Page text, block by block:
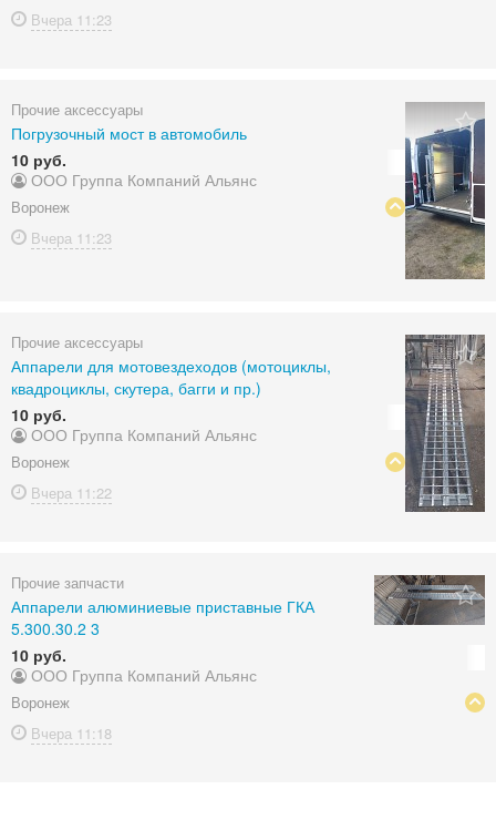
Вчера 11:23
Прочие аксессуары
Погрузочный мост в автомобиль
10 руб.
ООО Группа Компаний Альянс
Воронеж
Вчера 11:23
Прочие аксессуары
Аппарели для мотовездеходов (мотоциклы,
квадроциклы, скутера, багги и пр.)
10 руб.
ООО Группа Компаний Альянс
Воронеж
Вчера 11:22
Прочие запчасти
Аппарели алюминиевые приставные ГКА
5.300.30.2 3
10 руб.
ООО Группа Компаний Альянс
Воронеж
Вчера 11:18